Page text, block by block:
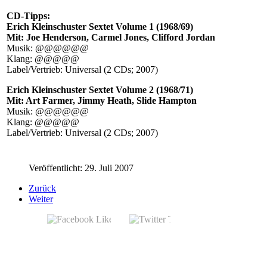
CD-Tipps:
Erich Kleinschuster Sextet Volume 1 (1968/69)
Mit: Joe Henderson, Carmel Jones, Clifford Jordan
Musik: @@@@@@
Klang: @@@@@
Label/Vertrieb: Universal (2 CDs; 2007)
Erich Kleinschuster Sextet Volume 2 (1968/71)
Mit: Art Farmer, Jimmy Heath, Slide Hampton
Musik: @@@@@@
Klang: @@@@@
Label/Vertrieb: Universal (2 CDs; 2007)
Veröffentlicht: 29. Juli 2007
Zurück
Weiter